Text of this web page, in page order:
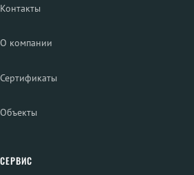
Контакты
О компании
Сертификаты
Объекты
СЕРВИС